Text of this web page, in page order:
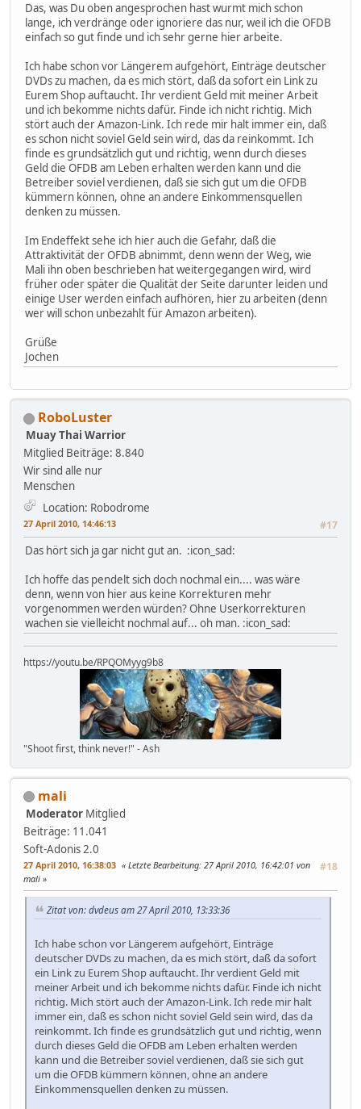
Das, was Du oben angesprochen hast wurmt mich schon
lange, ich verdränge oder ignoriere das nur, weil ich die OFDB
einfach so gut finde und ich sehr gerne hier arbeite.
Ich habe schon vor Längerem aufgehört, Einträge deutscher
DVDs zu machen, da es mich stört, daß da sofort ein Link zu
Eurem Shop auftaucht. Ihr verdient Geld mit meiner Arbeit
und ich bekomme nichts dafür. Finde ich nicht richtig. Mich
stört auch der Amazon-Link. Ich rede mir halt immer ein, daß
es schon nicht soviel Geld sein wird, das da reinkommt. Ich
finde es grundsätzlich gut und richtig, wenn durch dieses
Geld die OFDB am Leben erhalten werden kann und die
Betreiber soviel verdienen, daß sie sich gut um die OFDB
kümmern können, ohne an andere Einkommensquellen
denken zu müssen.
Im Endeffekt sehe ich hier auch die Gefahr, daß die
Attraktivität der OFDB abnimmt, denn wenn der Weg, wie
Mali ihn oben beschrieben hat weitergegangen wird, wird
früher oder später die Qualität der Seite darunter leiden und
einige User werden einfach aufhören, hier zu arbeiten (denn
wer will schon unbezahlt für Amazon arbeiten).
Grüße
Jochen
RoboLuster
Muay Thai Warrior
Mitglied Beiträge: 8.840
Wir sind alle nur
Menschen
Location: Robodrome
27 April 2010, 14:46:13 #17
Das hört sich ja gar nicht gut an. :icon_sad:
Ich hoffe das pendelt sich doch nochmal ein.... was wäre
denn, wenn von hier aus keine Korrekturen mehr
vorgenommen werden würden? Ohne Userkorrekturen
wachen sie vielleicht nochmal auf... oh man. :icon_sad:
https://youtu.be/RPQOMyyg9b8
"Shoot first, think never!" - Ash
mali
Moderator Mitglied
Beiträge: 11.041
Soft-Adonis 2.0
27 April 2010, 16:38:03 #18
Letzte Bearbeitung: 27 April 2010, 16:42:01 von
mali
Zitat von: dvdeus am 27 April 2010, 13:33:36
Ich habe schon vor Längerem aufgehört, Einträge
deutscher DVDs zu machen, da es mich stört, daß da sofort
ein Link zu Eurem Shop auftaucht. Ihr verdient Geld mit
meiner Arbeit und ich bekomme nichts dafür. Finde ich nicht
richtig. Mich stört auch der Amazon-Link. Ich rede mir halt
immer ein, daß es schon nicht soviel Geld sein wird, das da
reinkommt. Ich finde es grundsätzlich gut und richtig, wenn
durch dieses Geld die OFDB am Leben erhalten werden
kann und die Betreiber soviel verdienen, daß sie sich gut
um die OFDB kümmern können, ohne an andere
Einkommensquellen denken zu müssen.